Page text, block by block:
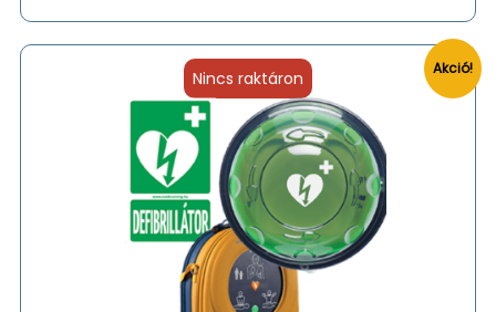
Nincs raktáron Akció!